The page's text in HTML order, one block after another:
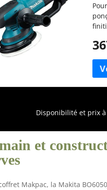
Disponibilité et prix
et
Makpac, la Makita